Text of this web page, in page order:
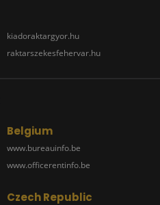
kiadoraktargyor.hu
raktarszekesfehervar.hu
Belgium
www.bureauinfo.be
www.officerentinfo.be
Czech Republic